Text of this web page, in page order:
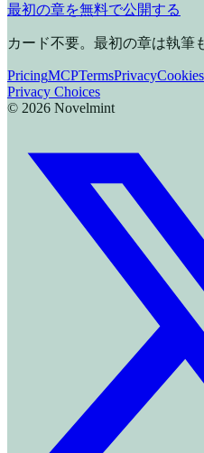
最初の章を無料で公開する
カード不要。最初の章は執筆
PricingMCPTermsPrivacyCookies
Privacy Choices
© 2026 Novelmint